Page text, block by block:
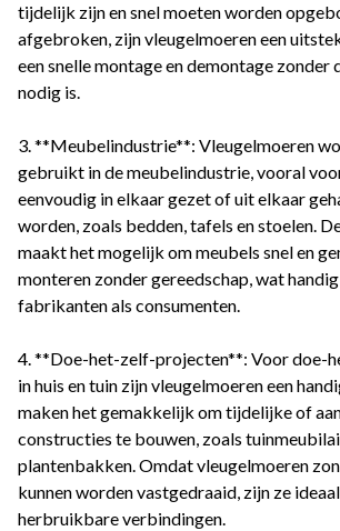
tijdelijk zijn en snel moeten worden
afgebroken, zijn vleugelmoeren een
een snelle montage en demontage zonder
nodig is.
3. **Meubelindustrie**: Vleugelmoeren
gebruikt in de meubelindustrie, vooral
eenvoudig in elkaar gezet of uit elkaar
worden, zoals bedden, tafels en stoelen.
maakt het mogelijk om meubels snel en
monteren zonder gereedschap, wat
fabrikanten als consumenten.
4. **Doe-het-zelf-projecten**: Voor doe-
in huis en tuin zijn vleugelmoeren een
maken het gemakkelijk om tijdelijke of
constructies te bouwen, zoals
plantenbakken. Omdat vleugelmoeren
kunnen worden vastgedraaid, zijn ze
herbruikbare verbindingen.